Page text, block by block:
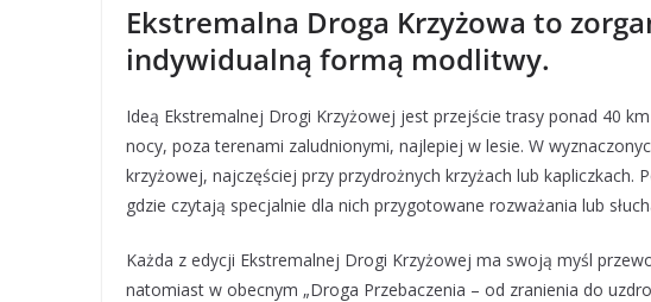
Ekstremalna Droga Krzyżowa to
indywidualną formą modlitwy.
Ideą Ekstremalnej Drogi Krzyżowej jest przejście trasy ponad 40
nocy, poza terenami zaludnionymi, najlepiej w lesie. W
krzyżowej, najczęściej przy przydrożnych krzyżach lub kapliczkach.
gdzie czytają specjalnie dla nich przygotowane rozważania lub
Każda z edycji Ekstremalnej Drogi Krzyżowej ma swoją myśl
natomiast w obecnym „Droga Przebaczenia – od zranienia do